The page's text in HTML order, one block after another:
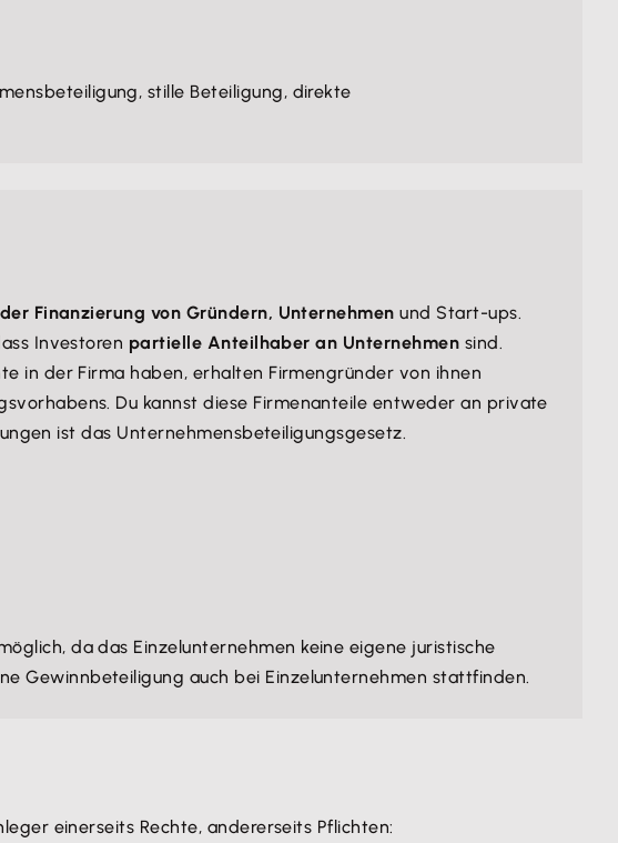
stille Beteiligung, direkte
Finanzierung von Gründern, Unternehmen und Start-ups.
Investoren partielle Anteilhaber an Unternehmen sind.
in der Firma haben, erhalten Firmengründer von ihnen
Du kannst diese Firmenanteile entweder an private
ist das Unternehmensbeteiligungsgesetz.
da das Einzelunternehmen keine eigene juristische
Gewinnbeteiligung auch bei Einzelunternehmen stattfinden.
einerseits Rechte, andererseits Pflichten: